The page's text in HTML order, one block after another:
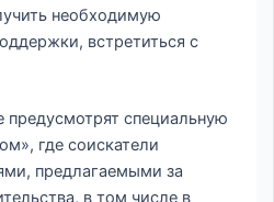
необходимую
встретиться с
предусмотрят специальную
где соискатели
предлагаемыми за
в том числе в